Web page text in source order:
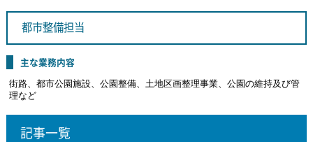
都市整備担当
主な業務内容
街路、都市公園施設、公園整備、土地区画整理事業、公園の維持及び管
理など
記事一覧